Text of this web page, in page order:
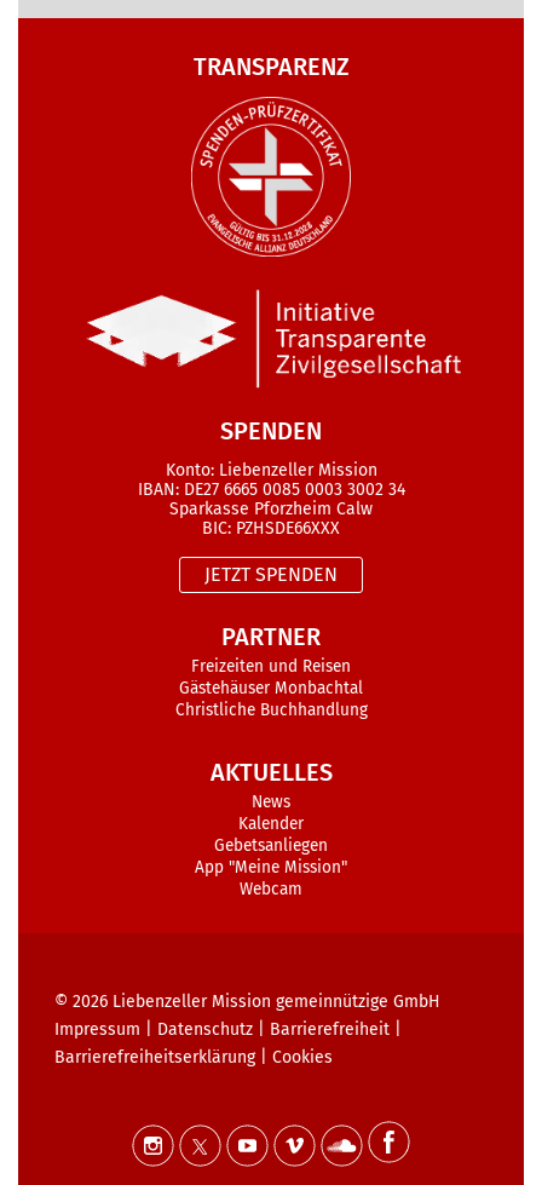
TRANSPARENZ
SPENDEN
Konto: Liebenzeller Mission
IBAN: DE27 6665 0085 0003 3002 34
Sparkasse Pforzheim Calw
BIC: PZHSDE66XXX
JETZT SPENDEN
PARTNER
Freizeiten und Reisen
Gästehäuser Monbachtal
Christliche Buchhandlung
AKTUELLES
News
Kalender
Gebetsanliegen
App "Meine Mission"
Webcam
© 2026 Liebenzeller Mission gemeinnützige GmbH
Impressum
Datenschutz Barrierefreiheit
Barrierefreiheits­erklärung| Cookies